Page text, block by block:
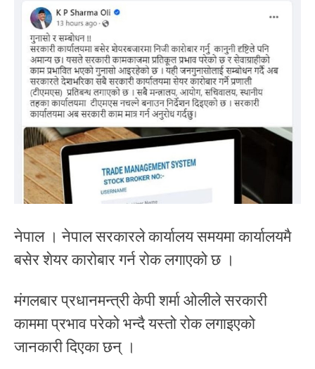
नेपाल । नेपाल सरकारले कार्यालय समयमा कार्यालयमै
बसेर शेयर कारोबार गर्न रोक लगाएको छ ।
मंगलबार प्रधानमन्त्री केपी शर्मा ओलीले सरकारी
काममा प्रभाव परेको भन्दै यस्तो रोक लगाइएको
जानकारी दिएका छन् ।